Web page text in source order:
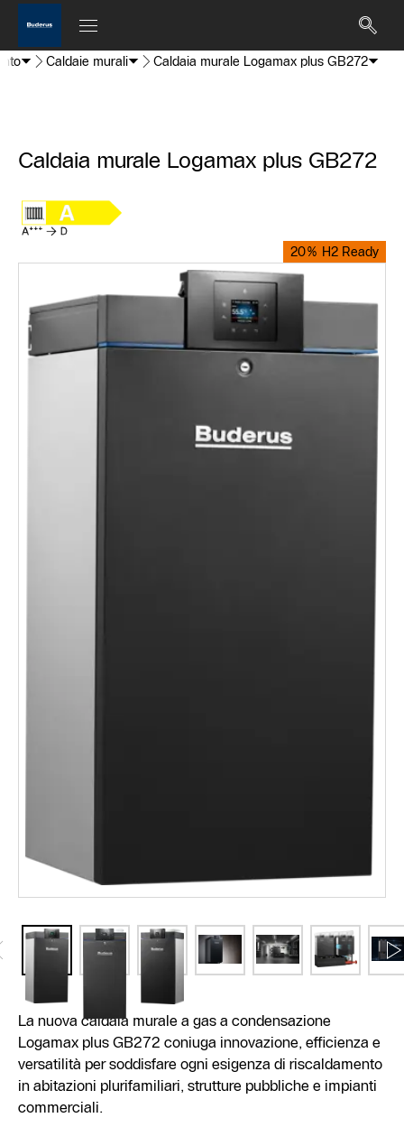
Caldaie murali Caldaia murale Logamax plus GB272
Caldaia murale Logamax plus GB272
20% H2 Ready
La nuova caldaia murale a gas a condensazione
Logamax plus GB272 coniuga innovazione, efficienza e
versatilità per soddisfare ogni esigenza di riscaldamento
in abitazioni plurifamiliari, strutture pubbliche e impianti
commerciali.